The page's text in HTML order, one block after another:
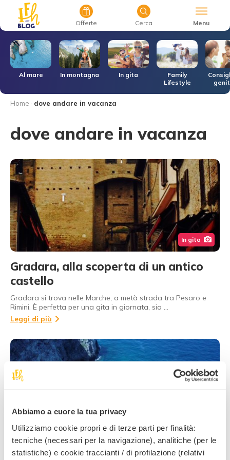
Abbiamo a cuore la tua privacy
Utilizziamo cookie propri e di terze parti per finalità:
tecniche (necessari per la navigazione), analitiche (per le
statistiche) e cookie traccianti / di profilazione (relativi
Menu
Cerca
Offerte
Al mare In montagna In gita
Family
Lifestyle
Home · dove andare in vacanza
dove andare in vacanza
In gita
Gradara, alla scoperta di un antico
castello
Gradara si trova nelle Marche, a metà strada tra Pesaro e
Rimini. È perfetta per una gita in giornata, sia …
Leggi di più
Vacanze coi bambini sul Gargano: